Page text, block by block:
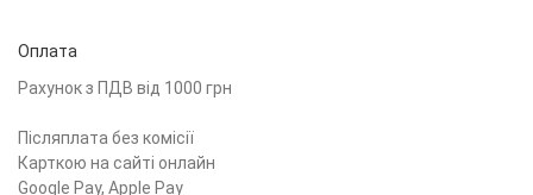
Оплата
Рахунок з ПДВ від 1000 грн
Післяплата без комісії
Карткою на сайті онлайн
Google Pay, Apple Pay